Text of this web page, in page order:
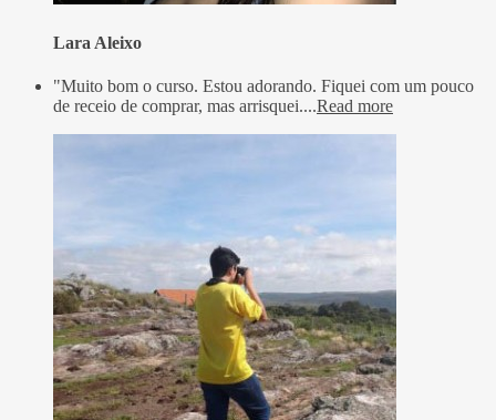
Lara Aleixo
"Muito bom o curso. Estou adorando. Fiquei com um pouco
de receio de comprar, mas arrisquei....Read more